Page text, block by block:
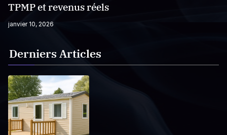
TPMP et revenus réels
janvier 10, 2026
Derniers Articles